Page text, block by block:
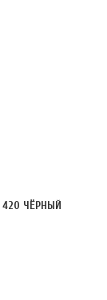
420 ЧЁРНЫЙ